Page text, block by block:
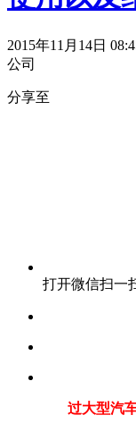
2015年11月14日
公司
分享至
打开微信扫一
过大型汽车的